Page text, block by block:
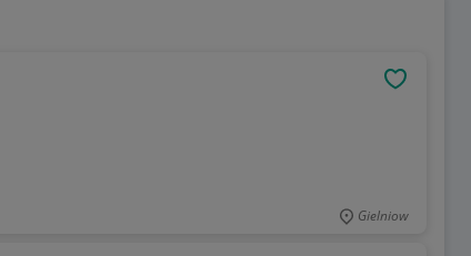
Gielniow